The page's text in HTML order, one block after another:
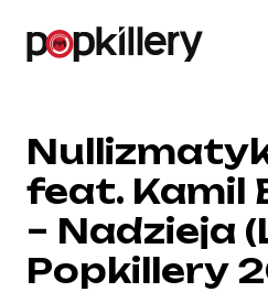
feat. Kamil
– Nadzieja
Popkillery